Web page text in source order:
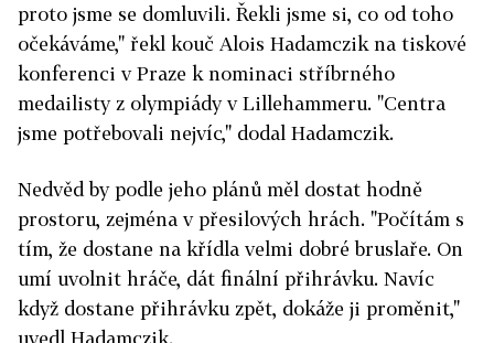
proto jsme se domluvili. Řekli jsme si, co od toho
očekáváme," řekl kouč Alois Hadamczik na tiskové
konferenci v Praze k nominaci stříbrného
medailisty z olympiády v Lillehammeru. "Centra
jsme potřebovali nejvíc," dodal Hadamczik.
Nedvěd by podle jeho plánů měl dostat hodně
prostoru, zejména v přesilových hrách. "Počítám s
tím, že dostane na křídla velmi dobré bruslaře. On
umí uvolnit hráče, dát finální přihrávku. Navíc
když dostane přihrávku zpět, dokáže ji proměnit,"
uvedl Hadamczik.